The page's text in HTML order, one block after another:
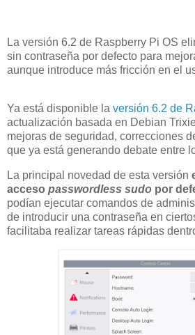
La versión 6.2 de Raspberry Pi OS
sin contraseña por defecto para
aunque introduce más fricción en el
Ya está disponible la versión 6.2 de
actualización basada en Debian
mejoras de seguridad, correcciones
que ya está generando debate entre
La principal novedad de esta versión
acceso passwordless sudo por
podían ejecutar comandos de
de introducir una contraseña en
facilitaba realizar tareas rápidas